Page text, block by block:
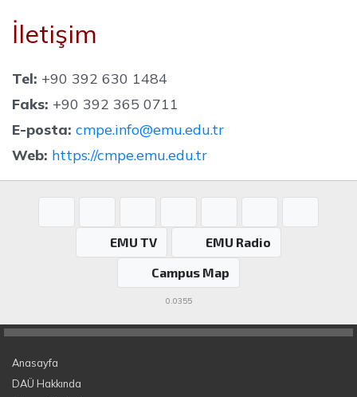
İletişim
Tel: +90 392 630 1484
Faks: +90 392 365 0711
E-posta: cmpe.info@emu.edu.tr
Web: https://cmpe.emu.edu.tr
EMU TV
EMU Radio
Campus Map
0.0355
Anasayfa
DAÜ Hakkında